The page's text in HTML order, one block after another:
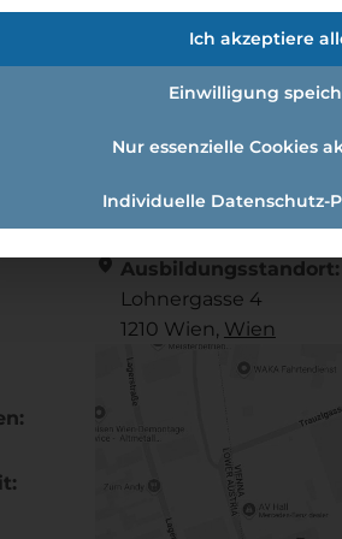
location_on Ausbildungsstandort:
Lohnergasse 4
1210 Wien, Wien
Ich akzeptiere
Einwilligung
Nur essenzielle Cookies
Individuelle Datenschutz-